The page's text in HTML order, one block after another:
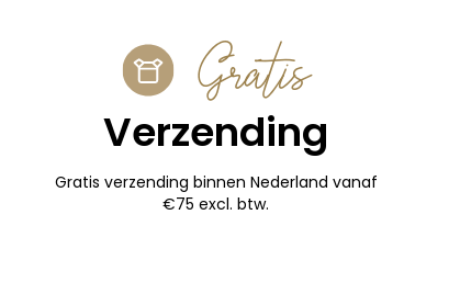
Gratis
Verzending
Gratis verzending binnen Nederland vanaf
€75 excl. btw.